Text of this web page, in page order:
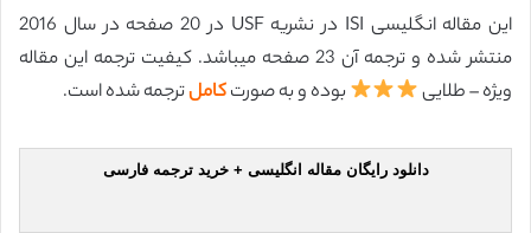
این مقاله انگلیسی ISI در نشریه USF در 20 صفحه در سال 2016
منتشر شده و ترجمه آن 23 صفحه میباشد. کیفیت ترجمه این مقاله
ویژه – طلایی
بوده و به صورتکاملترجمه شده است.
دانلود رایگان مقاله انگلیسی + خرید ترجمه فارسی